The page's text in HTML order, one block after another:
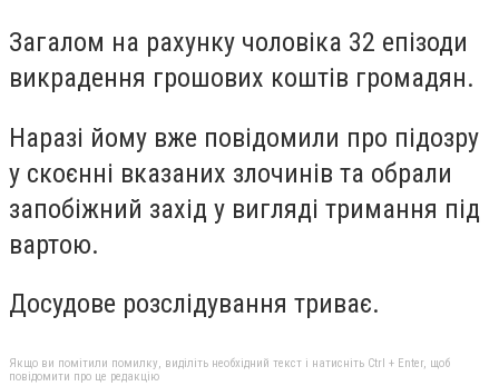
Загалом на рахунку чоловіка 32 епізоди
викрадення грошових коштів громадян.
Наразі йому вже повідомили про підозру
у скоєнні вказаних злочинів та обрали
запобіжний захід у вигляді тримання під
вартою.
Досудове розслідування триває.
Якщо ви помітили помилку, виділіть необхідний текст і натисніть Ctrl + Enter, щоб
повідомити про це редакцію